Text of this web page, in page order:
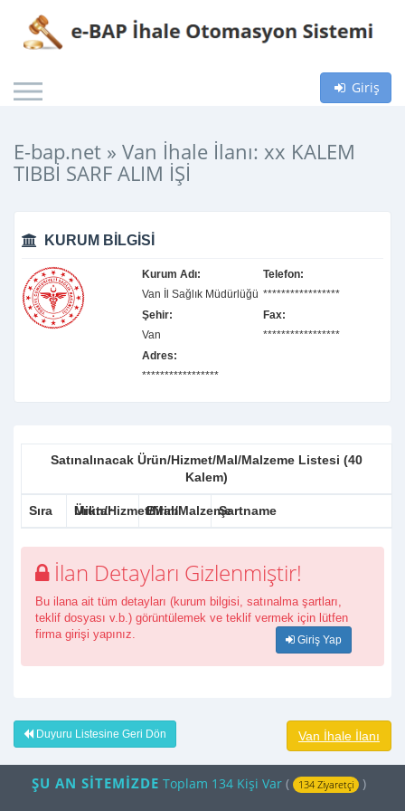
Giriş
E-bap.net » Van İhale İlanı: xx KALEM
TIBBİ SARF ALIM İŞİ
KURUM BILGISI
Kurum Adı:
Van İl Sağlık Müdürlüğü
Şehir:
Van
Telefon:
*****************
Fax:
*****************
Adres:
*****************
Satınalınacak Ürün/Hizmet/Mal/Malzeme Listesi (40
Kalem)
Sıra Ürün/Hizmet/Mal/Malzeme
Miktar Birim Şartname
İlan Detayları Gizlenmiştir!
Bu ilana ait tüm detayları (kurum bilgisi, satınalma şartları,
teklif dosyası v.b.) görüntülemek ve teklif vermek için lütfen
firma girişi yapınız.
Giriş Yap
Van İhale İlanı
Duyuru Listesine Geri Dön
ŞU AN SİTEMİZDE Toplam 134 Kişi Var ( 134 Ziyaretçi )